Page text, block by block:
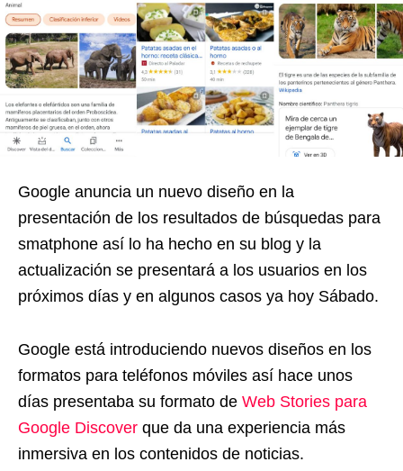
Google anuncia un nuevo diseño en la
presentación de los resultados de búsquedas para
smatphone así lo ha hecho en su blog y la
actualización se presentará a los usuarios en los
próximos días y en algunos casos ya hoy Sábado.
Google está introduciendo nuevos diseños en los
formatos para teléfonos móviles así hace unos
días presentaba su formato de Web Stories para
Google Discover que da una experiencia más
inmersiva en los contenidos de noticias.